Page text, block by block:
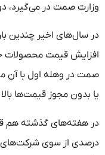
وزارت صمت در می‌گیرد،
در سال‌های اخیر چندین
افزایش قیمت محصولات
صمت در وهله اول با آن
یا بدون مجوز قیمت‌ها
درصدی از سوی شرکت‌های